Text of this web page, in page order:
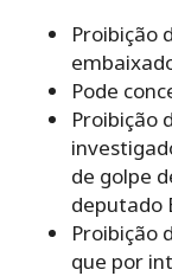
Proibição
Pode
Proibição
de golpe
deputado
Proibição
que por